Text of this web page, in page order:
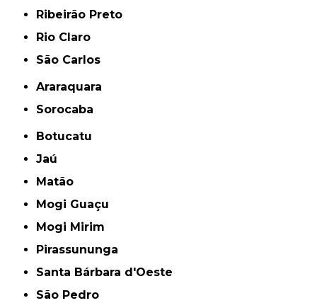
Ribeirão Preto
Rio Claro
São Carlos
Araraquara
Sorocaba
Botucatu
Jaú
Matão
Mogi Guaçu
Mogi Mirim
Pirassununga
Santa Bárbara d'Oeste
São Pedro